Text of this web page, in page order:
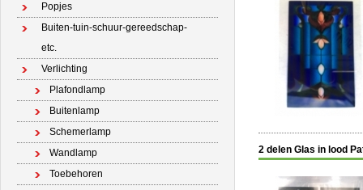
Popjes
Buiten-tuin-schuur-gereedschap-
etc.
Verlichting
Plafondlamp
Buitenlamp
Schemerlamp
Wandlamp
Toebehoren
2 delen Glas in lood